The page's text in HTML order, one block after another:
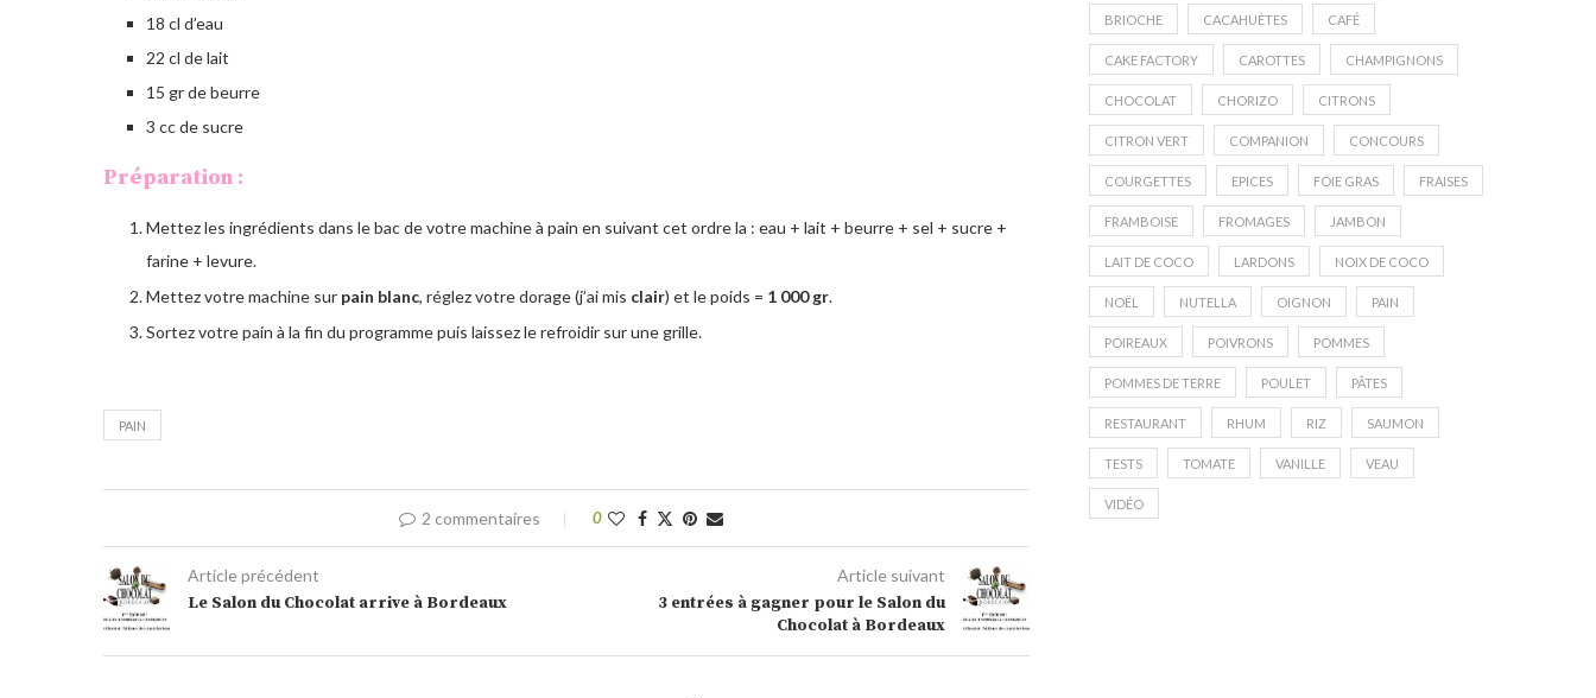
18 cl d’eau
22 cl de lait
15 gr de beurre
3 cc de sucre
Préparation :
Mettez les ingrédients dans le bac de votre machine à pain en suivant cet ordre la : eau + lait + beurre + sel + sucre +
farine + levure.
Mettez votre machine sur pain blanc, réglez votre dorage (j’ai mis clair) et le poids = 1 000gr.
Sortez votre pain à la fin du programme puis laissez le refroidir sur une grille.
PAIN
2 commentaires 0
Article précédent
Le Salon du Chocolat arrive à Bordeaux
Article suivant
3 entrées à gagner pour le Salon du
Chocolat à Bordeaux
BRIOCHE CACAHUÈTES CAFÉ
CAKE FACTORY CAROTTES CHAMPIGNONS
CHOCOLAT CHORIZO CITRONS
CITRON VERT COMPANION CONCOURS
COURGETTES EPICES FOIE GRAS FRAISES
FRAMBOISE FROMAGES JAMBON
LAIT DE COCO LARDONS NOIX DE COCO
NOËL NUTELLA OIGNON PAIN
POIREAUX POIVRONS POMMES
POMMES DE TERRE POULET PÂTES
RESTAURANT RHUM RIZ SAUMON
TESTS TOMATE VANILLE VEAU
VIDÉO